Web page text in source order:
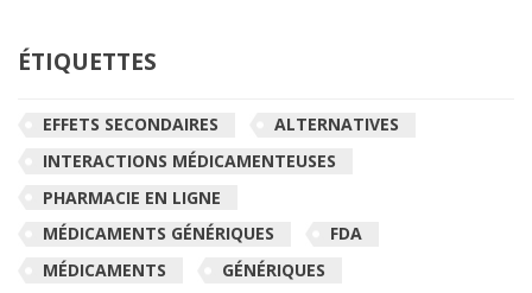
ÉTIQUETTES
EFFETS SECONDAIRES
ALTERNATIVES
INTERACTIONS MÉDICAMENTEUSES
PHARMACIE EN LIGNE
MÉDICAMENTS GÉNÉRIQUES
FDA
MÉDICAMENTS
GÉNÉRIQUES